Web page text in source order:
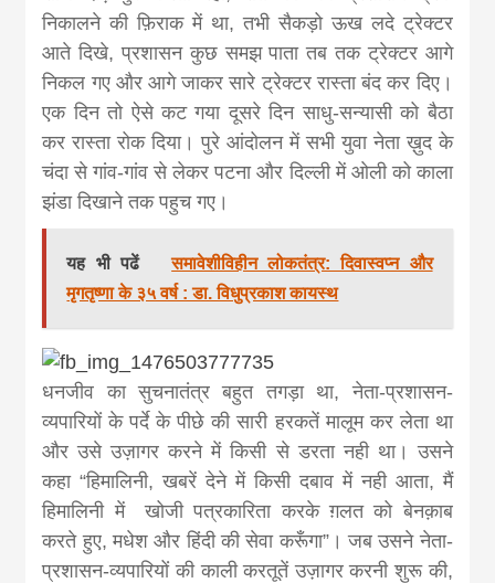
निकालने की फ़िराक में था, तभी सैकड़ो ऊख लदे ट्रेक्टर
आते दिखे, प्रशासन कुछ समझ पाता तब तक ट्रेक्टर आगे
निकल गए और आगे जाकर सारे ट्रेक्टर रास्ता बंद कर दिए।
एक दिन तो ऐसे कट गया दूसरे दिन साधु-सन्यासी को बैठा
कर रास्ता रोक दिया। पुरे आंदोलन में सभी युवा नेता ख़ुद के
चंदा से गांव-गांव से लेकर पटना और दिल्ली में ओली को काला
झंडा दिखाने तक पहुच गए।
यह भी पढें
समावेशीविहीन लोकतंत्र: दिवास्वप्न और
मृगतृष्णा के ३५ वर्ष : डा. विधुप्रकाश कायस्थ
धनजीव का सुचनातंत्र बहुत तगड़ा था, नेता-प्रशासन-
व्यपारियों के पर्दे के पीछे की सारी हरकतें मालूम कर लेता था
और उसे उज़ागर करने में किसी से डरता नही था। उसने
कहा “हिमालिनी, खबरें देने में किसी दबाव में नही आता, मैं
हिमालिनी में खोजी पत्रकारिता करके ग़लत को बेनक़ाब
करते हुए, मधेश और हिंदी की सेवा करूँगा”। जब उसने नेता-
प्रशासन-व्यपारियों की काली करतूतें उज़ागर करनी शुरू की,